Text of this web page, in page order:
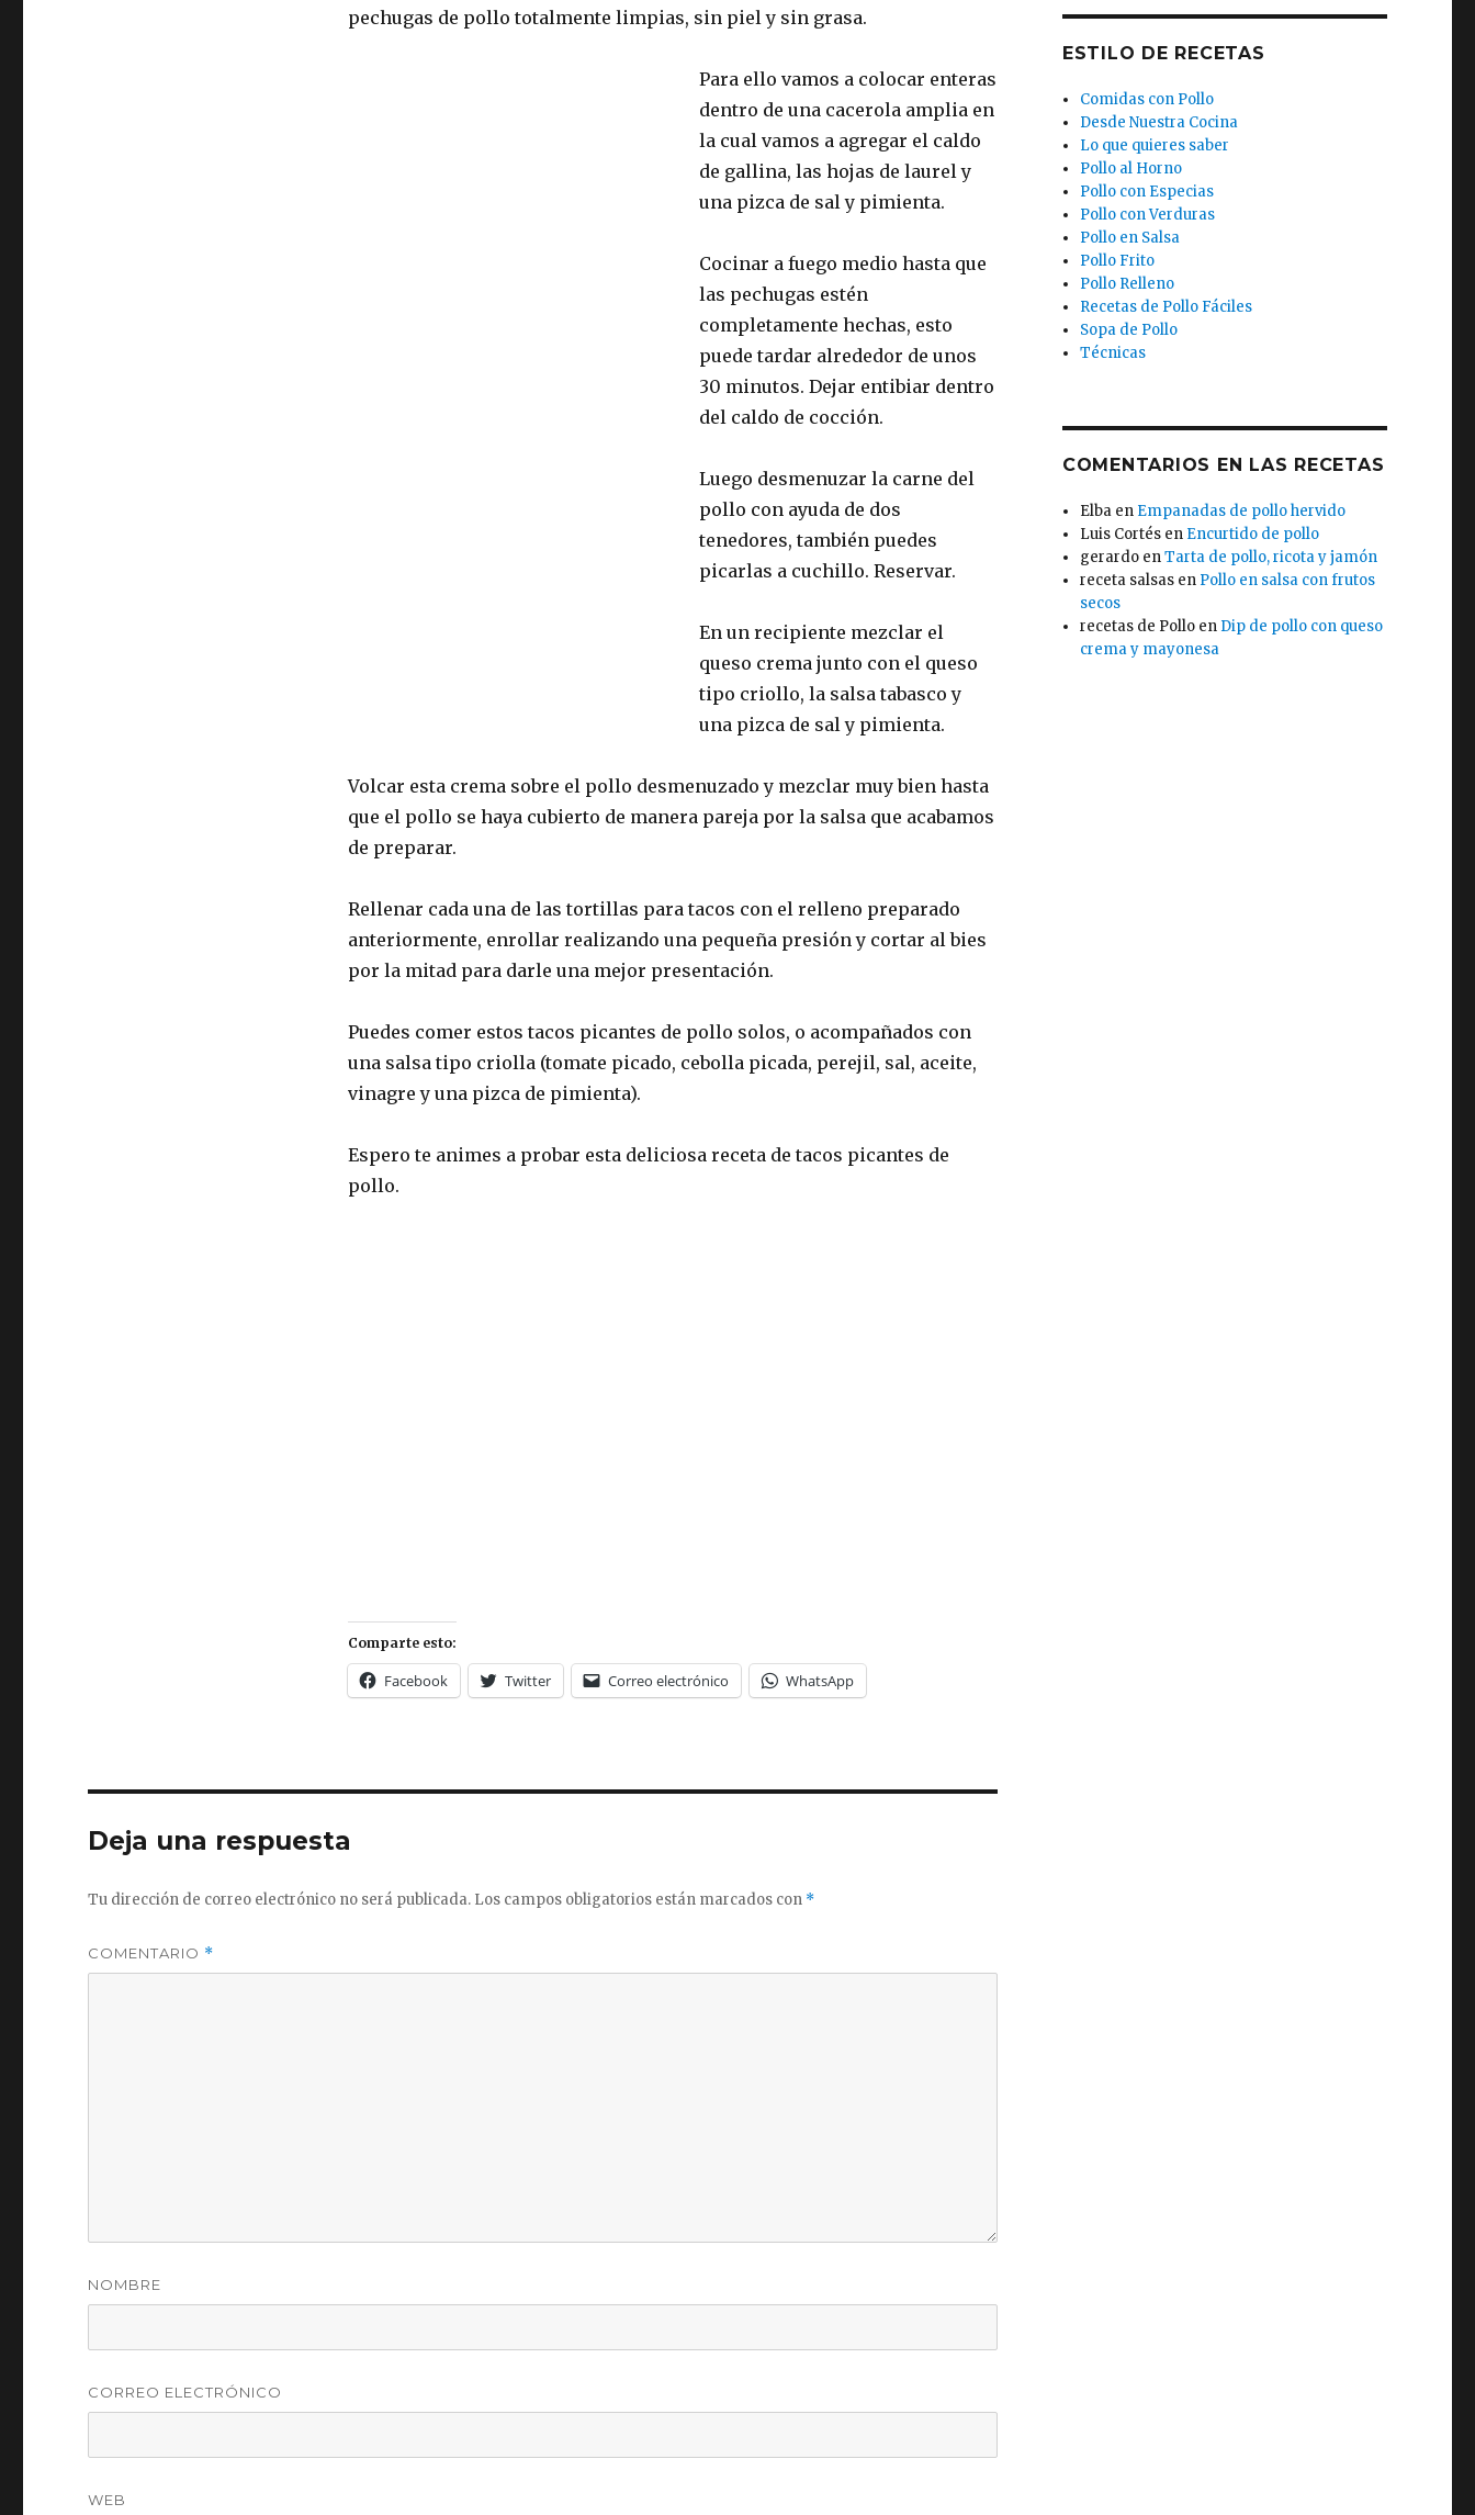
pechugas de pollo totalmente limpias, sin piel y sin grasa.
Para ello vamos a colocar enteras
dentro de una cacerola amplia en
la cual vamos a agregar el caldo
de gallina, las hojas de laurel y
una pizca de sal y pimienta.
Cocinar a fuego medio hasta que
las pechugas estén
completamente hechas, esto
puede tardar alrededor de unos
30 minutos. Dejar entibiar dentro
del caldo de cocción.
Luego desmenuzar la carne del
pollo con ayuda de dos
tenedores, también puedes
picarlas a cuchillo. Reservar.
En un recipiente mezclar el
queso crema junto con el queso
tipo criollo, la salsa tabasco y
una pizca de sal y pimienta.
Volcar esta crema sobre el pollo desmenuzado y mezclar muy bien hasta
que el pollo se haya cubierto de manera pareja por la salsa que acabamos
de preparar.
Rellenar cada una de las tortillas para tacos con el relleno preparado
anteriormente, enrollar realizando una pequeña presión y cortar al bies
por la mitad para darle una mejor presentación.
Puedes comer estos tacos picantes de pollo solos, o acompañados con
una salsa tipo criolla (tomate picado, cebolla picada, perejil, sal, aceite,
vinagre y una pizca de pimienta).
Espero te animes a probar esta deliciosa receta de tacos picantes de
pollo.
Comparte esto:
Facebook Twitter Correo electrónico WhatsApp
Deja una respuesta
Tu dirección de correo electrónico no será publicada. Los campos obligatorios están marcados con *
COMENTARIO *
NOMBRE
CORREO ELECTRÓNICO
WEB
ESTILO DE RECETAS
Comidas con Pollo
Desde Nuestra Cocina
Lo que quieres saber
Pollo al Horno
Pollo con Especias
Pollo con Verduras
Pollo en Salsa
Pollo Frito
Pollo Relleno
Recetas de Pollo Fáciles
Sopa de Pollo
Técnicas
COMENTARIOS EN LAS RECETAS
Elba en Empanadas de pollo hervido
Luis Cortés en Encurtido de pollo
gerardo enTarta de pollo, ricota y jamón
receta salsas en Pollo en salsa con frutos
secos
recetas de Pollo en Dip de pollo con queso
crema y mayonesa